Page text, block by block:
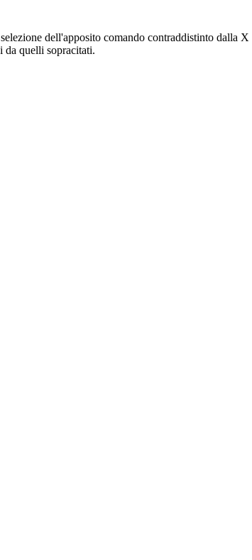
dell'apposito comando contraddistinto dalla
da quelli sopracitati.